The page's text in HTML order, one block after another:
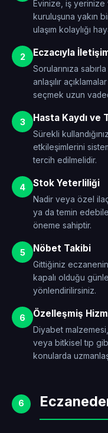
Evinize, iş yerinize
kuruluşuna yakın
ulaşım kolaylığı
2 Eczacıyla
Sorularınıza
anlaşılır
seçmek uzun
3 Hasta Kaydı ve
Sürekli
etkileşimlerini
tercih edilmelidir.
4 Stok Yeterliliği
Nadir veya özel
ya da temin
öneme sahiptir.
5 Nöbet Takibi
Gittiğiniz
kapalı olduğu
yönlendirilirsiniz.
6 Özelleşmiş
Diyabet
veya bitkisel tıp
konularda
6